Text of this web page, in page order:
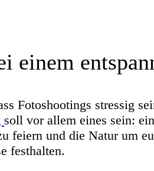
einem
Fotoshootings stressig
soll vor allem eines sein:
feiern und die Natur um
festhalten.